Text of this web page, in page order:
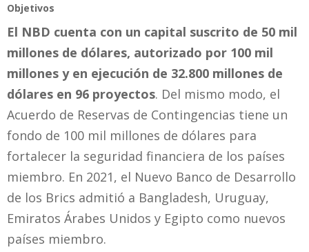
Objetivos
El NBD cuenta con un capital suscrito de 50 mil
millones de dólares, autorizado por 100 mil
millones y en ejecución de 32.800 millones de
dólares en 96 proyectos. Del mismo modo, el
Acuerdo de Reservas de Contingencias tiene un
fondo de 100 mil millones de dólares para
fortalecer la seguridad financiera de los países
miembro. En 2021, el Nuevo Banco de Desarrollo
de los Brics admitió a Bangladesh, Uruguay,
Emiratos Árabes Unidos y Egipto como nuevos
países miembro.